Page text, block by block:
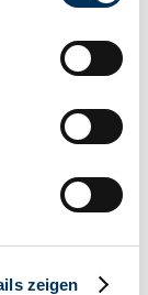
Lage
identifizieren
Daten
zeigen